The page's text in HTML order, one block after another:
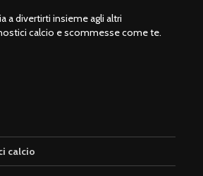
a divertirti insieme agli altri
calcio e scommesse come te.
calcio